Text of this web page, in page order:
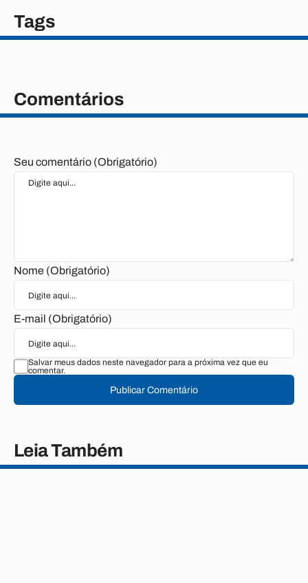
Tags
Comentários
Seu comentário (Obrigatório)
Nome (Obrigatório)
E-mail (Obrigatório)
Salvar meus dados neste navegador para a próxima vez que eu
comentar.
Publicar Comentário
Leia Também